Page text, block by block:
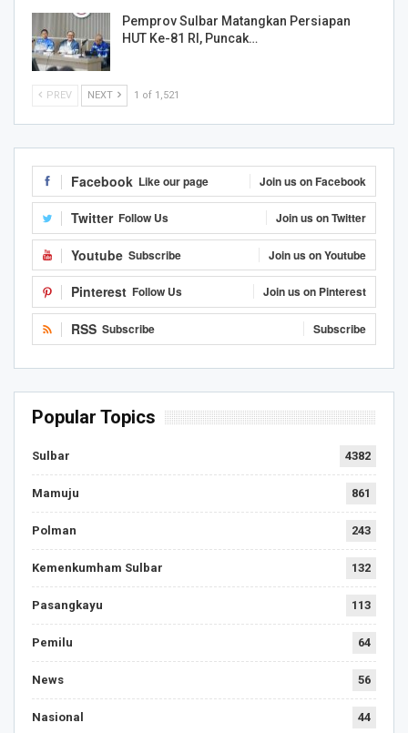
Pemprov Sulbar Matangkan Persiapan
HUT Ke-81 RI, Puncak…
PREV NEXT 1 of 1,521
Facebook Like our page Join us on Facebook
Twitter Follow Us Join us on Twitter
Youtube Subscribe Join us on Youtube
Pinterest Follow Us Join us on Pinterest
RSS Subscribe Subscribe
Popular Topics
Sulbar 4382
Mamuju 861
Polman 243
Kemenkumham Sulbar 132
Pasangkayu 113
Pemilu 64
News 56
Nasional 44